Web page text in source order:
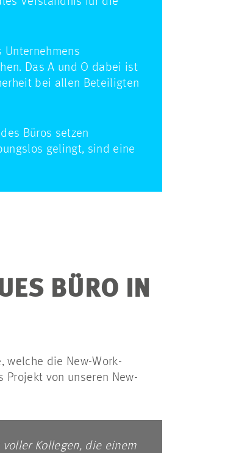
Unternehmens
Das A und O dabei ist
bei allen Beteiligten
Büros setzen
gelingt, sind eine
BÜRO IN
welche die New-Work-
Projekt von unseren New-
Kollegen, die einem